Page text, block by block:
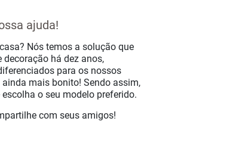
ajuda!
Nós temos a solução que
há dez anos,
para os nossos
mais bonito! Sendo assim,
o seu modelo preferido.
com seus amigos!